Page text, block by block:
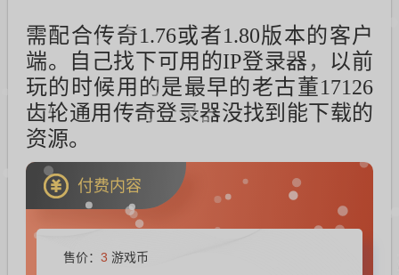
需配合传奇1.76或者1.80版本的客户
端。自己找下可用的IP登录器， 以前
玩的时候用的是最早的老古董17126
齿轮通用传奇登录器没找到能下载的
资源。
付费内容
售价： 3 游戏币